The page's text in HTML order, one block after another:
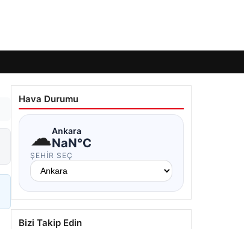
Hava Durumu
☁Ankara
NaN°C
ŞEHIR SEÇ
Bizi Takip Edin